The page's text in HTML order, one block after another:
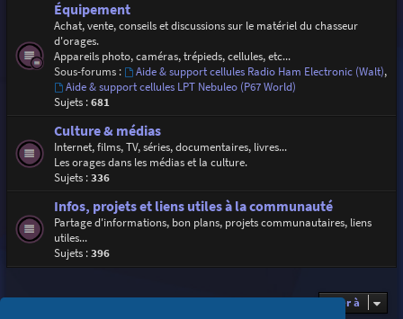
Équipement
Achat, vente, conseils et discussions sur le matériel du chasseur
d'orages.
Appareils photo, caméras, trépieds, cellules, etc...
Sous-forums :
Aide & support cellules Radio Ham Electronic (Walt),
Aide & support cellules LPT Nebuleo (P67 World)
Sujets :681
Culture & médias
Internet, films, TV, séries, documentaires, livres...
Les orages dans les médias et la culture.
Sujets :336
Infos, projets et liens utiles à la communauté
Partage d'informations, bon plans, projets communautaires, liens
utiles...
Sujets :396
Aller à